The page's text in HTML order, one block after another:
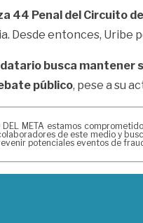
44 Penal del Circuito
Desde entonces, Uribe
busca mantener
público, pese a su
DEL META estamos
de este medio y
potenciales eventos de